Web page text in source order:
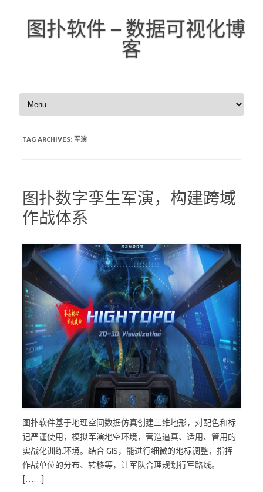
图扑软件 – 数据可视化博
客
Skip to content
TAG ARCHIVES: 军演
图扑数字孪生军演，构建跨域
作战体系
图扑软件基于地理空间数据仿真创建三维地形，对配色和标
记严谨使用，模拟军演地空环境，营造逼真、适用、管用的
实战化训练环境。结合 GIS，能进行细微的地标调整，指挥
作战单位的分布、转移等，让军队合理规划行军路线。
[……]